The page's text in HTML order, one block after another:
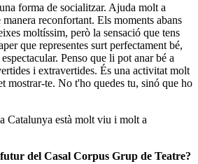
forma de socialitzar. Ajuda molt a
reconfortant. Els moments abans
moltíssim, però la sensació que tens
que representes surt perfectament bé,
Penso que li pot anar bé a
i extravertides. És una activitat molt
mostrar-te. No t'ho quedes tu, sinó que ho
Catalunya està molt viu i molt a
del Casal Corpus Grup de Teatre?